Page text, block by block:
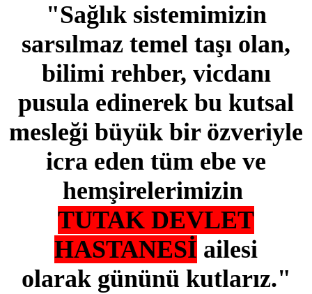
"Sağlık sistemimizin
sarsılmaz temel taşı olan,
bilimi rehber, vicdanı
pusula edinerek bu kutsal
mesleği büyük bir özveriyle
icra eden tüm ebe ve
hemşirelerimizin
TUTAK DEVLET
HASTANESİ ailesi
olarakgününü kutlarız."